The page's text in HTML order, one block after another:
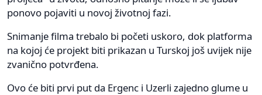
ponovo pojaviti u novoj životnoj fazi.
Snimanje filma trebalo bi početi uskoro, dok platforma
na kojoj će projekt biti prikazan u Turskoj još uvijek nije
zvanično potvrđena.
Ovo će biti prvi put da Ergenc i Uzerli zajedno glume u